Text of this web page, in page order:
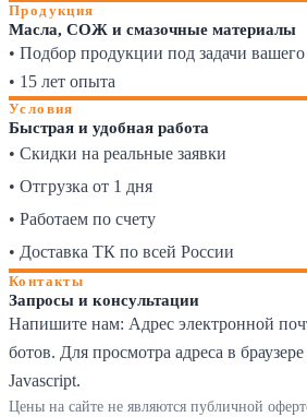
Продукция
Масла, СОЖ и смазочные материалы
• Подбор продукции под задачи вашего
• 15 лет опыта
Условия
Быстрая и удобная работа
• Скидки на реальные заявки
• Отгрузка от 1 дня
• Работаем по счету
• Доставка ТК по всей России
Контакты
Запросы и консультации
Напишите нам: Адрес электронной
ботов. Для просмотра адреса в
Javascript.
Цены на сайте не являются публичной